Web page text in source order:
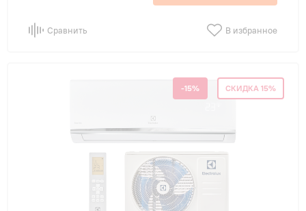
Сравнить В избранное
-15% СКИДКА 15%